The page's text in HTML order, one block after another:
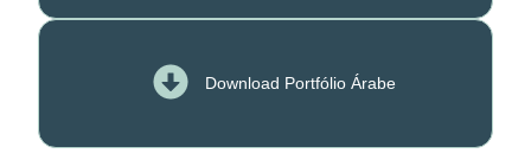
Download Portfólio Árabe